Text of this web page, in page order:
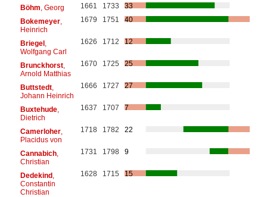
Böhm , Georg 1661 1733
33
Bokemeyer,
Heinrich
1679 1751 40
Briegel,
Wolfgang Carl
1626 1712 12
Brunckhorst,
Arnold Matthias
1670 1725 25
Buttstedt,
Johann Heinrich
1666 1727 27
Buxtehude,
Dietrich
1637 1707 7
Camerloher,
Placidus von
1718 1782 22
Cannabich,
Christian
1731 1798 9
Dedekind,
Constantin
Christian
1628 1715 15